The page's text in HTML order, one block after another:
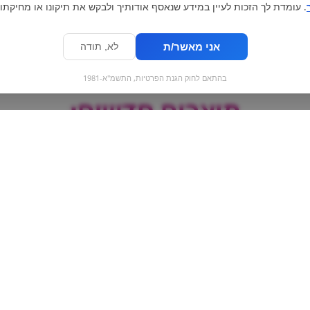
מוצרים חדשים:
. עומדת לך הזכות לעיין במידע שנאסף אודותיך ולבקש את תיקונו או
אני מאשר/ת לא, תודה
בהתאם לחוק הגנת הפרטיות, התשמ"א-1981